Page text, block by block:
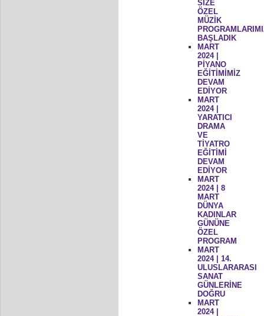
SİZE
ÖZEL
MÜZİK
BAŞLADIK
MART
2024 |
PİYANO
EĞİTİMİMİZ
DEVAM
EDİYOR
MART
2024 |
YARATICI
DRAMA
VE
TİYATRO
EĞİTİMİ
DEVAM
EDİYOR
MART
2024 | 8
MART
DÜNYA
KADINLAR
GÜNÜNE
ÖZEL
PROGRAM
MART
2024 | 14.
ULUSLARARASI
SANAT
GÜNLERİNE
DOĞRU
MART
2024 |